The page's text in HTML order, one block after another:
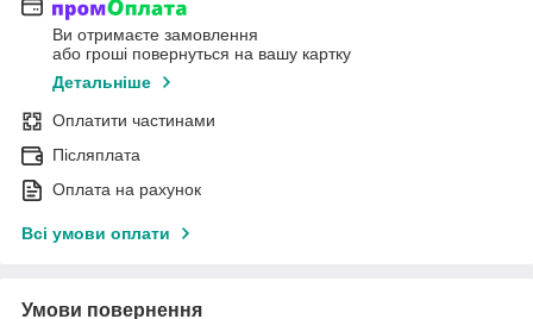
Ви отримаєте замовлення
або гроші повернуться на вашу картку
Детальніше
Оплатити частинами
Післяплата
Оплата на рахунок
Всі умови оплати
Умови повернення